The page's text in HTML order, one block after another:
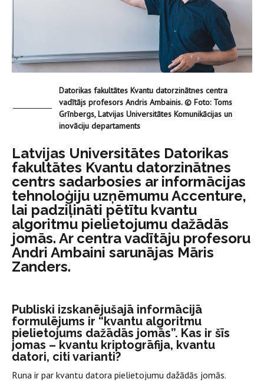
Datorikas fakultātes Kvantu datorzinātnes centra
vadītājs profesors Andris Ambainis. © Foto: Toms
Grīnbergs, Latvijas Universitātes Komunikācijas un
inovāciju departaments
Latvijas Universitātes Datorikas
fakultātes Kvantu datorzinātnes
centrs sadarbosies ar informācijas
tehnoloģiju uzņēmumu Accenture,
lai padziļināti pētītu kvantu
algoritmu pielietojumu dažādās
jomās. Ar centra vadītāju profesoru
Andri Ambaini sarunājas Māris
Zanders.
Publiski izskanējušajā informācijā
formulējums ir “kvantu algoritmu
pielietojums dažādās jomās”. Kas ir šīs
jomas – kvantu kriptogrāfija, kvantu
datori, citi varianti?
Runa ir par kvantu datora pielietojumu dažādās jomās.